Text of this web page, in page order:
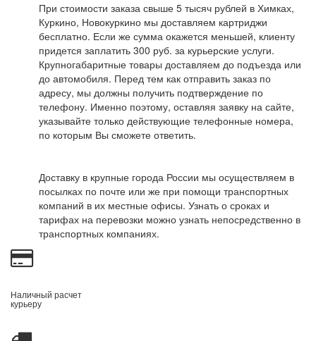
При стоимости заказа свыше 5 тысяч рублей в Химках,
Куркино, Новокуркино мы доставляем картриджи
бесплатно. Если же сумма окажется меньшей, клиенту
придется заплатить 300 руб. за курьерские услуги.
Крупногабаритные товары доставляем до подъезда или
до автомобиля. Перед тем как отправить заказ по
адресу, мы должны получить подтверждение по
телефону. Именно поэтому, оставляя заявку на сайте,
указывайте только действующие телефонные номера,
по которым Вы сможете ответить.
Доставку в крупные города России мы осуществляем в
посылках по почте или же при помощи транспортных
компаний в их местные офисы. Узнать о сроках и
тарифах на перевозки можно узнать непосредственно в
транспортных компаниях.
Наличный расчет
курьеру